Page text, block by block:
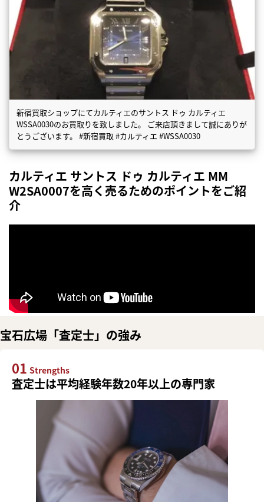
新宿買取ショップにてカルティエのサントス ドゥ カルティエ
WSSA0030のお買取りを致しました。 ご来店頂きまして誠にありが
とうございます。 #新宿買取 #カルティエ #WSSA0030
カルティエ サントス ドゥ カルティエ MM
W2SA0007を高く売るためのポイントをご紹
介
宝石広場「査定士」の強み
01 Strengths
査定士は平均経験年数20年以上の専門家